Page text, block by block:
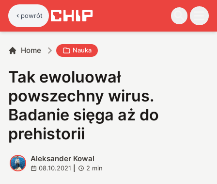
powrót
Home Nauka
Tak ewoluował
powszechny wirus.
Badanie sięga aż do
prehistorii
A
Aleksander Kowal
08.10.2021 2 min